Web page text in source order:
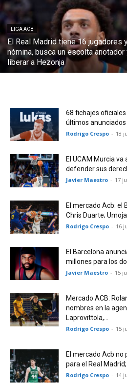
LIGA ACB
El Real Madrid tiene 16 jugadores
nómina, busca un escolta
liberar a Hezonja
68 fichajes
últimos anunciados
Rodrigo Crespo - 18
El UCAM Murcia va
defender sus
Javier Maestro - 17
El mercado Acb: el
Chris Duarte; Umoja
Rodrigo Crespo - 16
El Barcelona
millones para los
Javier Maestro - 15
Mercado ACB:
nombres en la
Laprovittola,...
Rodrigo Crespo - 15
El mercado Acb no
para el Real Madrid;
Rodrigo Crespo - 14